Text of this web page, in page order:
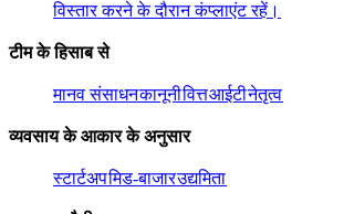
विस्तार करने के दौरान कंप्लाएंट रहें।​​
टीम के हिसाब से​​
मानव संसाधन​​कानूनी​​वित्त​​आईटी​​नेतृत्व​​
व्यवसाय के आकार के अनुसार​​
स्टार्टअप​​मिड-बाजार​​उद्यमिता​​